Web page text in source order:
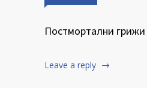
Постмортални грижи
Leave a reply